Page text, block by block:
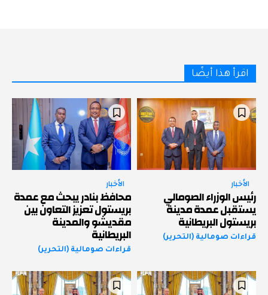
اقرأ هذا أيضًا
الأخبار
رئيس الوزراء الصومالي
يستقبل عمدة مدينة
بريستول البريطانية
قراءات صومالية (التحرير)
الأخبار
محافظ بنادر يبحث مع عمدة
بريستول تعزيز التعاون بين
مقديشو والمدينة
البريطانية
قراءات صومالية (التحرير)